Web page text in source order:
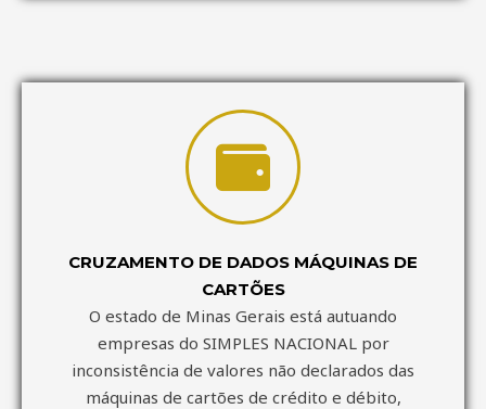
CRUZAMENTO DE DADOS MÁQUINAS DE
CARTÕES
O estado de Minas Gerais está autuando
empresas do SIMPLES NACIONAL por
inconsistência de valores não declarados das
máquinas de cartões de crédito e débito,